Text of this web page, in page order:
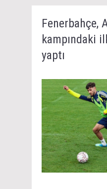
Fenerbahçe,
kampındaki
yaptı